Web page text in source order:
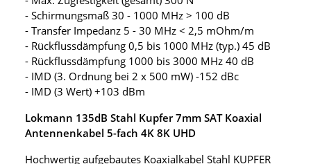
- Schirmungsmaß 30 - 1000 MHz > 100 dB
- Transfer Impedanz 5 - 30 MHz < 2,5 mOhm/m
- Rückflussdämpfung 0,5 bis 1000 MHz (typ.) 45 dB
- Rückflussdämpfung 1000 bis 3000 MHz 40 dB
- IMD (3. Ordnung bei 2 x 500 mW) -152 dBc
- IMD (3 Wert) +103 dBm
Lokmann 135dB Stahl Kupfer 7mm SAT Koaxial
Antennenkabel 5-fach 4K 8K UHD
Hochwertig aufgebautes Koaxialkabel Stahl KUPFER